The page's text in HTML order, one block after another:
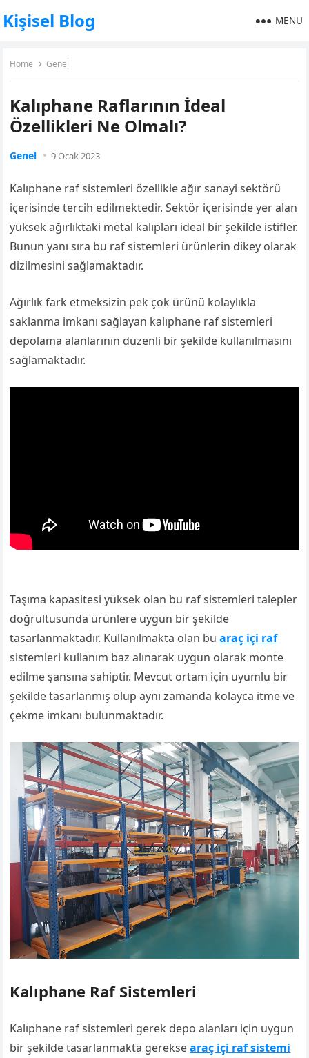
Kişisel Blog MENU
Home Genel
Kalıphane Raflarının İdeal
Özellikleri Ne Olmalı?
Genel 9 Ocak 2023
Kalıphane raf sistemleri özellikle ağır sanayi sektörü
içerisinde tercih edilmektedir. Sektör içerisinde yer alan
yüksek ağırlıktaki metal kalıpları ideal bir şekilde istifler.
Bunun yanı sıra bu raf sistemleri ürünlerin dikey olarak
dizilmesini sağlamaktadır.
Ağırlık fark etmeksizin pek çok ürünü kolaylıkla
saklanma imkanı sağlayan kalıphane raf sistemleri
depolama alanlarının düzenli bir şekilde kullanılmasını
sağlamaktadır.
Taşıma kapasitesi yüksek olan bu raf sistemleri talepler
doğrultusunda ürünlere uygun bir şekilde
tasarlanmaktadır. Kullanılmakta olan buaraç içi raf
sistemleri kullanım baz alınarak uygun olarak monte
edilme şansına sahiptir. Mevcut ortam için uyumlu bir
şekilde tasarlanmış olup aynı zamanda kolayca itme ve
çekme imkanı bulunmaktadır.
Kalıphane Raf Sistemleri
Kalıphane raf sistemleri gerek depo alanları için uygun
bir şekilde tasarlanmakta gereksearaç içi raf sistemi